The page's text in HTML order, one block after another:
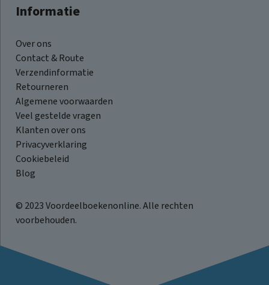
Informatie
Over ons
Contact & Route
Verzendinformatie
Retourneren
Algemene voorwaarden
Veel gestelde vragen
Klanten over ons
Privacyverklaring
Cookiebeleid
Blog
© 2023 Voordeelboekenonline. Alle rechten
voorbehouden.